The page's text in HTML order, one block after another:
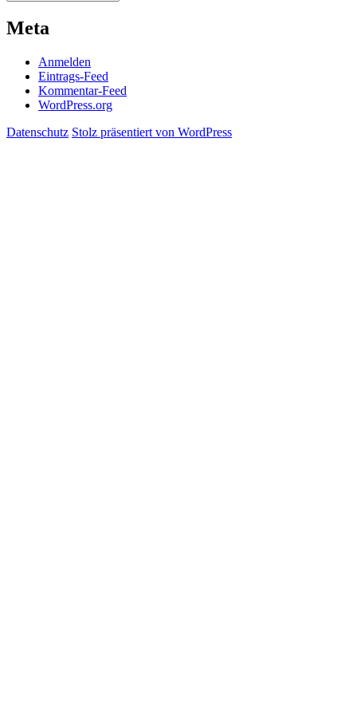
Meta
Anmelden
Eintrags-Feed
Kommentar-Feed
WordPress.org
Datenschutz Stolz präsentiert von WordPress